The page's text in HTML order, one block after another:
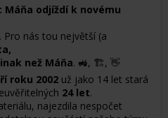
Máňa odjíždí k novému
Pro nás tou největší (a
než Máňa. 🚜, 🏗️, 👋
roku 2002už jako 14 let stará
24 let.
najezdila nespočet